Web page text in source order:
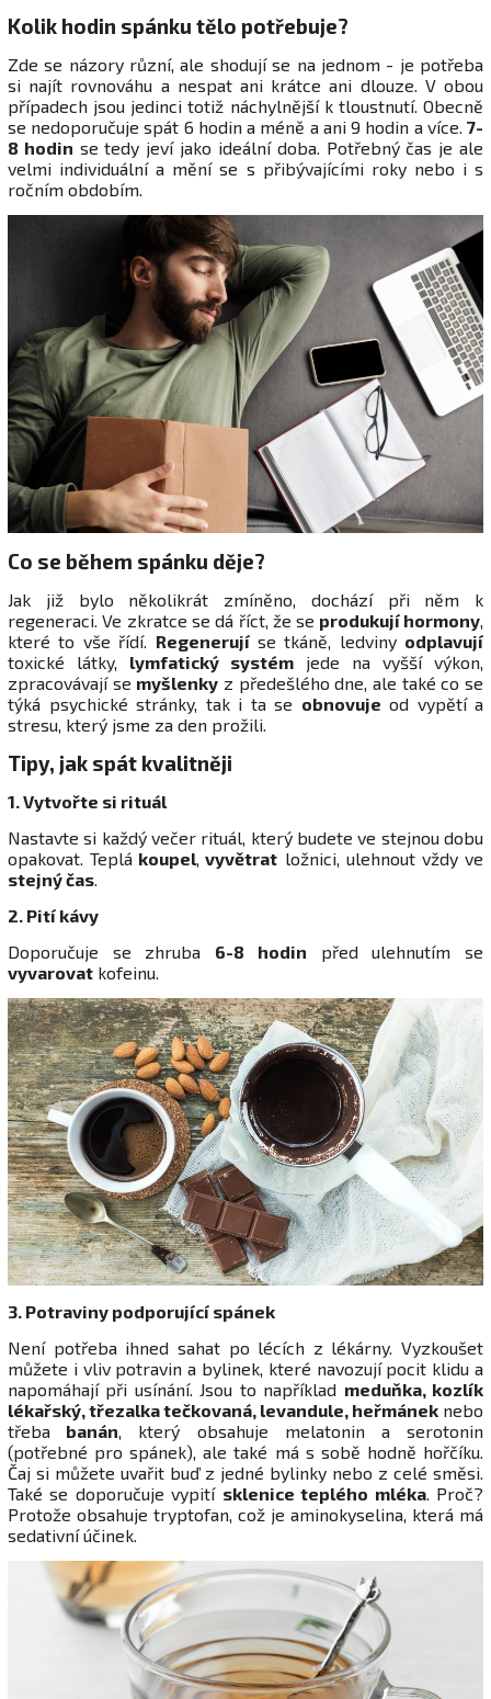
Kolik hodin spánku tělo potřebuje?
Zde se názory různí, ale shodují se na jednom - je potřeba
si najít rovnováhu a nespat ani krátce ani dlouze. V obou
případech jsou jedinci totiž náchylnější k tloustnutí. Obecně
se nedoporučuje spát 6 hodin a méně a ani 9 hodin a více. 7-
8 hodin se tedy jeví jako ideální doba. Potřebný čas je ale
velmi individuální a mění se s přibývajícími roky nebo i s
ročním obdobím.
Co se během spánku děje?
Jak již bylo několikrát zmíněno, dochází při něm k
regeneraci. Ve zkratce se dá říct, že se produkují hormony
které to vše řídí. Regenerujíse tkáně, ledviny odplavují
toxické látky, lymfatický systém jede na vyšší výkon,
zpracovávají se myšlenky z předešlého dne, ale také co se
týká psychické stránky, tak i ta se obnovuje od vypětí a
stresu, který jsme za den prožili.
Tipy, jak spát kvalitněji
1. Vytvořte si rituál
Nastavte si každý večer rituál, který budete ve stejnou dobu
opakovat. Teplá koupel vyvětrat ložnici, ulehnout vždy ve
stejný čas
2. Pití kávy
Doporučuje se zhruba 6-8 hodin před ulehnutím se
vyvarovat kofeinu.
3. Potraviny podporující spánek
Není potřeba ihned sahat po lécích z lékárny. Vyzkoušet
můžete i vliv potravin a bylinek, které navozují pocit klidu a
napomáhají při usínání. Jsou to například meduňka, kozlík
lékařský, třezalka tečkovaná, levandule, heřmánek nebo
třeba banán, který obsahuje melatonin a serotonin
(potřebné pro spánek), ale také má s sobě hodně hořčíku.
Čaj si můžete uvařit buď z jedné bylinky nebo z celé směsi.
Také se doporučuje vypití sklenice teplého mléka. Proč?
Protože obsahuje tryptofan, což je aminokyselina, která má
sedativní účinek.